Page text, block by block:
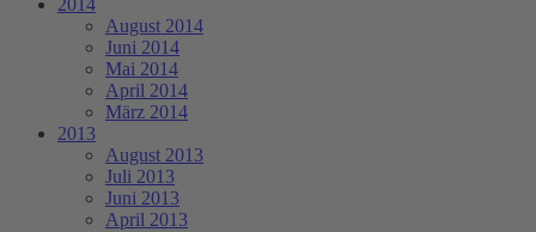
2014
August 2014
Juni 2014
Mai 2014
April 2014
März 2014
2013
August 2013
Juli 2013
Juni 2013
April 2013